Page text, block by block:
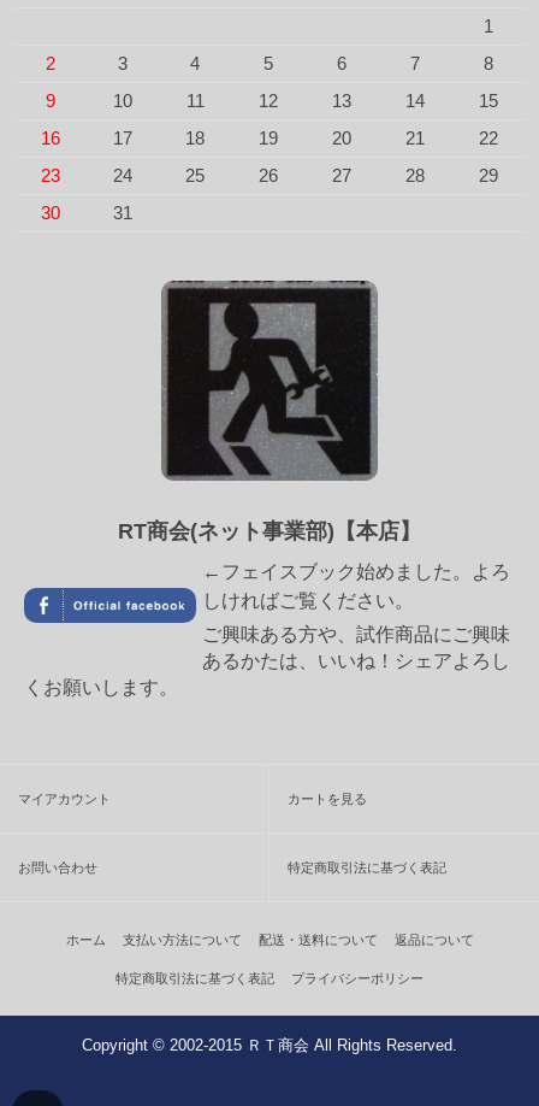
1
2
3 4 5 6 7
8
9
10 11 12 13 14
15
16
17 18 19 20 21
22
23
24 25 26 27 28
29
30
31
RT商会(ネット事業部)【本店】
←フェイスブック始めました。よろ
しければご覧ください。
ご興味ある方や、試作商品にご興味
あるかたは、いいね！シェアよろし
くお願いします。
マイアカウント カートを見る
お問い合わせ 特定商取引法に基づく表記
ホーム 支払い方法について 配送・送料について 返品について
特定商取引法に基づく表記 プライバシーポリシー
Copyright © 2002-2015 ＲＴ商会 All Rights Reserved.